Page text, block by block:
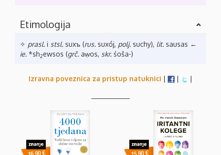
Etimologija
✧ prasl. i stsl. suxъ (rus. suxój, polj. suchy), lit. sausas ←
ie. *sh2ewsos (grč. aẉos, skr. śoša-)
Izravna poveznica za pristup natuknici | | |